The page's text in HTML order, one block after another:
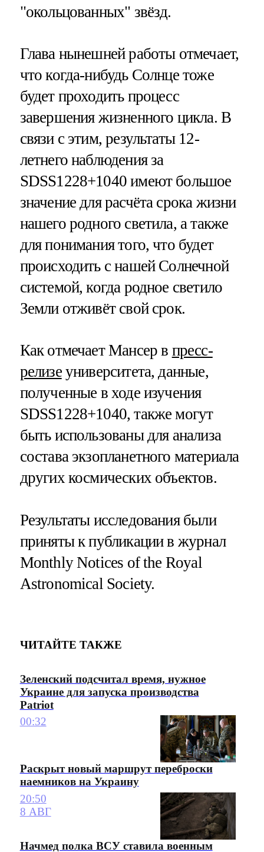
"окольцованных" звёзд.
Глава нынешней работы отмечает,
что когда-нибудь Солнце тоже
будет проходить процесс
завершения жизненного цикла. В
связи с этим, результаты 12-
летнего наблюдения за
SDSS1228+1040 имеют большое
значение для расчёта срока жизни
нашего родного светила, а также
для понимания того, что будет
происходить с нашей Солнечной
системой, когда родное светило
Земли отживёт свой срок.
Как отмечает Мансер в пресс-
релизеуниверситета, данные,
полученные в ходе изучения
SDSS1228+1040, также могут
быть использованы для анализа
состава экзопланетного материала
других космических объектов.
Результаты исследования были
приняты к публикации в журнал
Monthly Notices of the Royal
Astronomical Society.
ЧИТАЙТЕ ТАКЖЕ
Зеленский подсчитал время, нужное
Украине для запуска производства
Patriot
00:32
Раскрыт новый маршрут переброски
наемников на Украину
20:50
8 АВГ
Начмед полка ВСУ ставила военным